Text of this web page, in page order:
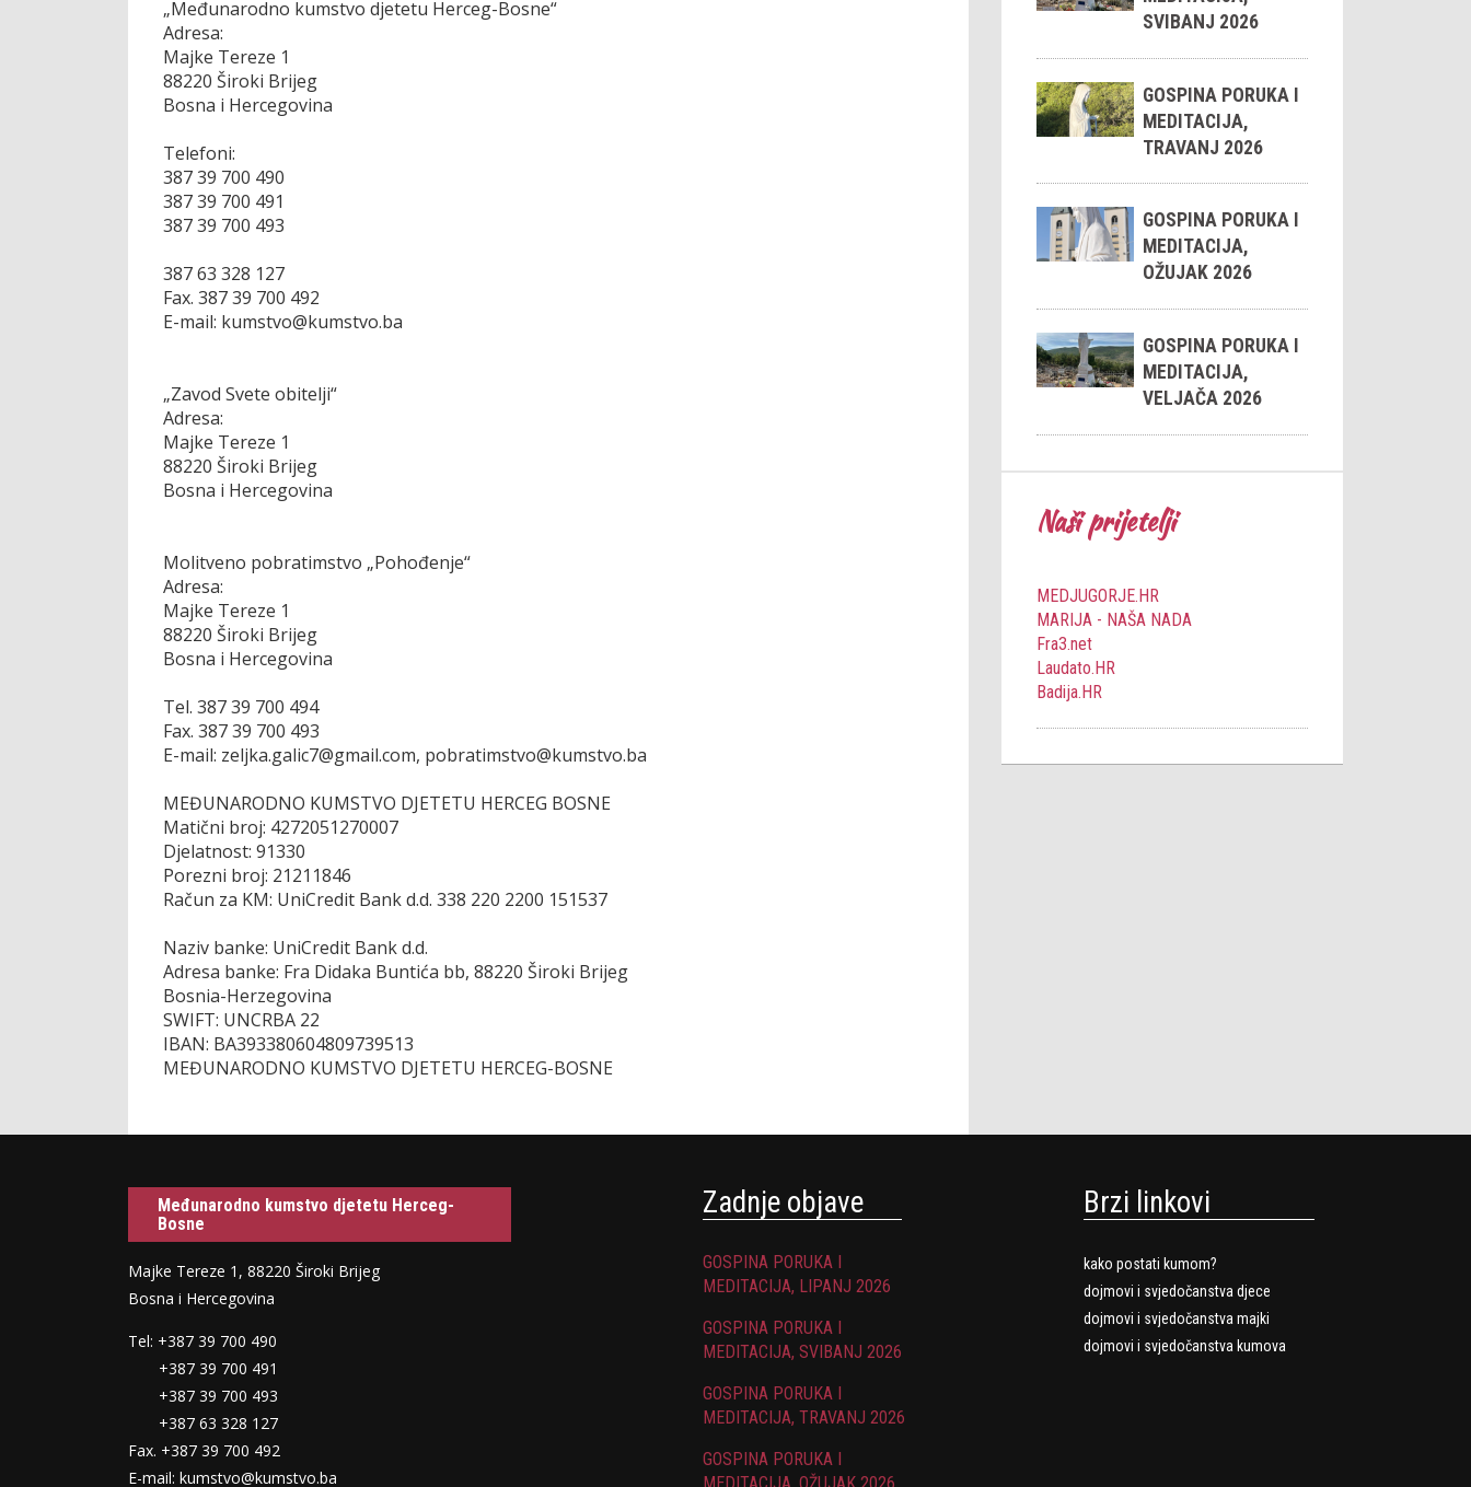
„Međunarodno kumstvo djetetu Herceg-Bosne“
Adresa:
Majke Tereze 1
88220 Široki Brijeg
Bosna i Hercegovina
Telefoni:
387 39 700 490
387 39 700 491
387 39 700 493
387 63 328 127
Fax. 387 39 700 492
E-mail: kumstvo@kumstvo.ba
„Zavod Svete obitelji“
Adresa:
Majke Tereze 1
88220 Široki Brijeg
Bosna i Hercegovina
Molitveno pobratimstvo „Pohođenje“
Adresa:
Majke Tereze 1
88220 Široki Brijeg
Bosna i Hercegovina
Tel. 387 39 700 494
Fax. 387 39 700 493
E-mail: zeljka.galic7@gmail.com, pobratimstvo@kumstvo.ba
MEĐUNARODNO KUMSTVO DJETETU HERCEG BOSNE
Matični broj: 4272051270007
Djelatnost: 91330
Porezni broj: 21211846
Račun za KM: UniCredit Bank d.d. 338 220 2200 151537
Naziv banke: UniCredit Bank d.d.
Adresa banke: Fra Didaka Buntića bb, 88220 Široki Brijeg
Bosnia-Herzegovina
SWIFT: UNCRBA 22
IBAN: BA393380604809739513
MEĐUNARODNO KUMSTVO DJETETU HERCEG-BOSNE
SVIBANJ 2026
GOSPINA PORUKA I
MEDITACIJA,
TRAVANJ 2026
GOSPINA PORUKA I
MEDITACIJA,
OŽUJAK 2026
GOSPINA PORUKA I
MEDITACIJA,
VELJAČA 2026
Naši prijetelji
MEDJUGORJE.HR
MARIJA - NAŠA NADA
Fra3.net
Laudato.HR
Badija.HR
Međunarodno kumstvo djetetu Herceg-
Bosne
Majke Tereze 1, 88220 Široki Brijeg
Bosna i Hercegovina
Tel: +387 39 700 490
+387 39 700 491
+387 39 700 493
+387 63 328 127
Fax. +387 39 700 492
E-mail: kumstvo@kumstvo.ba
Zadnje objave
GOSPINA PORUKA I
MEDITACIJA, LIPANJ 2026
GOSPINA PORUKA I
MEDITACIJA, SVIBANJ 2026
GOSPINA PORUKA I
MEDITACIJA, TRAVANJ 2026
GOSPINA PORUKA I
MEDITACIJA, OŽUJAK 2026
Brzi linkovi
kako postati kumom?
dojmovi i svjedočanstva djece
dojmovi i svjedočanstva majki
dojmovi i svjedočanstva kumova